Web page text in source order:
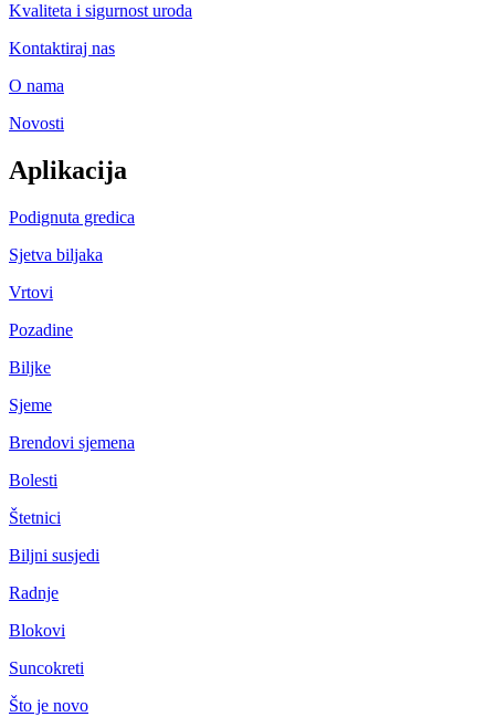
Kvaliteta i sigurnost uroda
Kontaktiraj nas
O nama
Novosti
Aplikacija
Podignuta gredica
Sjetva biljaka
Vrtovi
Pozadine
Biljke
Sjeme
Brendovi sjemena
Bolesti
Štetnici
Biljni susjedi
Radnje
Blokovi
Suncokreti
Što je novo